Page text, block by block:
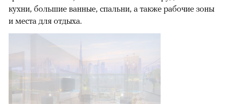
кухни, большие ванные, спальни, а также рабочие зоны
и места для отдыха.